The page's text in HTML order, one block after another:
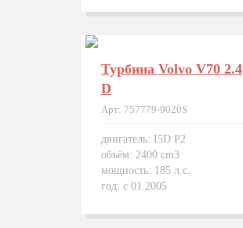
Турбина Volvo V70 2.4
D
Арт: 757779-9020S
двигатель: I5D P2
объём: 2400 cm3
мощность: 185 л.с.
год: с 01.2005